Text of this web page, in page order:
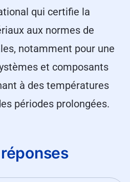
qui certifie la
aux normes de
notamment pour une
et composants
à des températures
périodes prolongées.